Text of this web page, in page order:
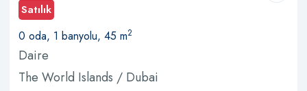
Satılık
0 oda, 1 banyolu, 45 m2
Daire
The World Islands / Dubai